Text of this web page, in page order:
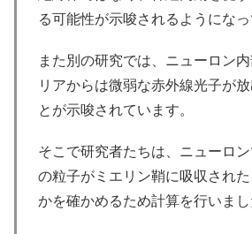
る可能性が示唆されるようになっ
また別の研究では、ニューロン
リアからは微弱な赤外線光子が
とが示唆されています。
そこで研究者たちは、ニューロ
の粒子がミエリン鞘に吸収され
かを確かめるため計算を行いまし